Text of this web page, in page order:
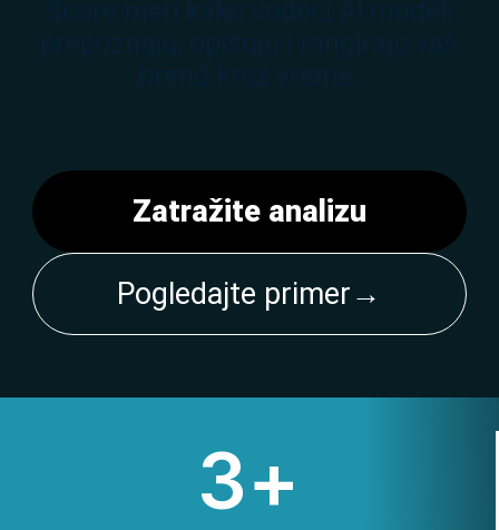
Zatražite analizu
Pogledajte primer→
3+